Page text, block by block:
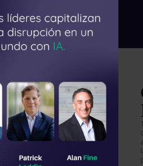
Clave En
práctica o concreta con datos
necesitamos tener bien
clave de negocios.